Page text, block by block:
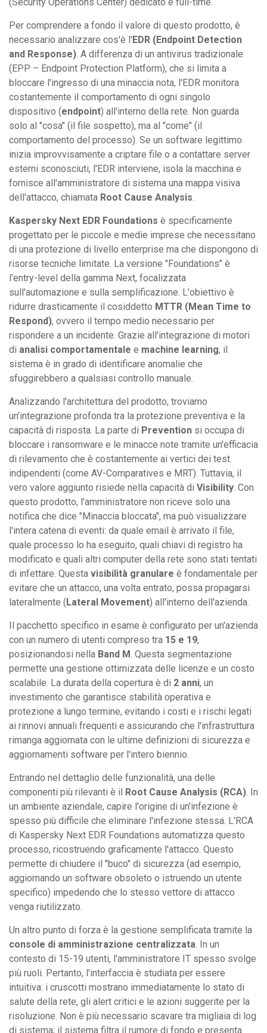
Per comprendere a fondo il valore di questo prodotto, è
necessario analizzare cos'è l'EDR (Endpoint Detection
and Response). A differenza di un antivirus tradizionale
(EPP – Endpoint Protection Platform), che si limita a
bloccare l'ingresso di una minaccia nota, l'EDR monitora
costantemente il comportamento di ogni singolo
dispositivo (endpoint) all'interno della rete. Non guarda
solo al "cosa" (il file sospetto), ma al "come" (il
comportamento del processo). Se un software legittimo
inizia improvvisamente a criptare file o a contattare server
esterni sconosciuti, l'EDR interviene, isola la macchina e
fornisce all'amministratore di sistema una mappa visiva
dell'attacco, chiamata Root Cause Analysis.
Kaspersky Next EDR Foundations è specificamente
progettato per le piccole e medie imprese che necessitano
di una protezione di livello enterprise ma che dispongono di
risorse tecniche limitate. La versione "Foundations" è
l'entry-level della gamma Next, focalizzata
sull'automazione e sulla semplificazione. L'obiettivo è
ridurre drasticamente il cosiddetto MTTR (Mean Time to
Respond), ovvero il tempo medio necessario per
rispondere a un incidente. Grazie all'integrazione di motori
di analisi comportamentale e machine learning, il
sistema è in grado di identificare anomalie che
sfuggirebbero a qualsiasi controllo manuale.
Analizzando l'architettura del prodotto, troviamo
un'integrazione profonda tra la protezione preventiva e la
capacità di risposta. La parte di Prevention si occupa di
bloccare i ransomware e le minacce note tramite un'efficacia
di rilevamento che è costantemente ai vertici dei test
indipendenti (come AV-Comparatives e MRT). Tuttavia, il
vero valore aggiunto risiede nella capacità di Visibility. Con
questo prodotto, l'amministratore non riceve solo una
notifica che dice "Minaccia bloccata", ma può visualizzare
l'intera catena di eventi: da quale email è arrivato il file,
quale processo lo ha eseguito, quali chiavi di registro ha
modificato e quali altri computer della rete sono stati tentati
di infettare. Questa visibilità granulare è fondamentale per
evitare che un attacco, una volta entrato, possa propagarsi
lateralmente (Lateral Movement) all'interno dell'azienda.
Il pacchetto specifico in esame è configurato per un'azienda
con un numero di utenti compreso tra 15 e 19,
posizionandosi nella Band M. Questa segmentazione
permette una gestione ottimizzata delle licenze e un costo
scalabile. La durata della copertura è di 2 anni, un
investimento che garantisce stabilità operativa e
protezione a lungo termine, evitando i costi e i rischi legati
ai rinnovi annuali frequenti e assicurando che l'infrastruttura
rimanga aggiornata con le ultime definizioni di sicurezza e
aggiornamenti software per l'intero biennio.
Entrando nel dettaglio delle funzionalità, una delle
componenti più rilevanti è il Root Cause Analysis (RCA). In
un ambiente aziendale, capire l'origine di un'infezione è
spesso più difficile che eliminare l'infezione stessa. L'RCA
di Kaspersky Next EDR Foundations automatizza questo
processo, ricostruendo graficamente l'attacco. Questo
permette di chiudere il "buco" di sicurezza (ad esempio,
aggiornando un software obsoleto o istruendo un utente
specifico) impedendo che lo stesso vettore di attacco
venga riutilizzato.
Un altro punto di forza è la gestione semplificata tramite la
console di amministrazione centralizzata. In un
contesto di 15-19 utenti, l'amministratore IT spesso svolge
più ruoli. Pertanto, l'interfaccia è studiata per essere
intuitiva: i cruscotti mostrano immediatamente lo stato di
salute della rete, gli alert critici e le azioni suggerite per la
risoluzione. Non è più necessario scavare tra migliaia di log
di sistema; il sistema filtra il rumore di fondo e presenta